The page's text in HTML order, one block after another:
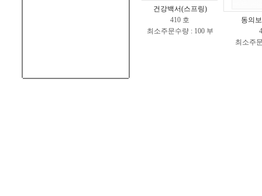
건강백서(스프링)
410 호
최소주문수량 : 100 부
동의
최소주